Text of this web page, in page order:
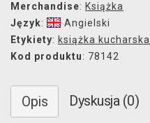
Merchandise: Książka
Język:
Angielski
Etykiety: książka kucharska
Kod produktu: 78142
Opis Dyskusja (0)